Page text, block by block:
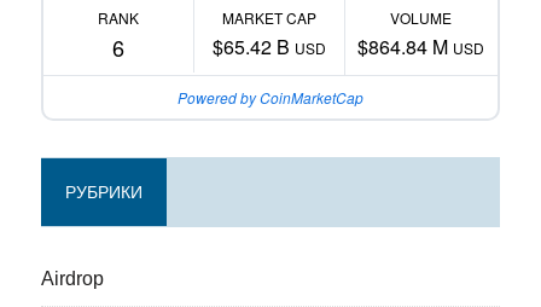
RANK
6
MARKET CAP
$65.42 B USD
VOLUME
$864.84 M USD
Powered by CoinMarketCap
РУБРИКИ
Airdrop